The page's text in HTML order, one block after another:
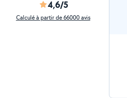
4,6/5
Calculé à partir de 66000 avis